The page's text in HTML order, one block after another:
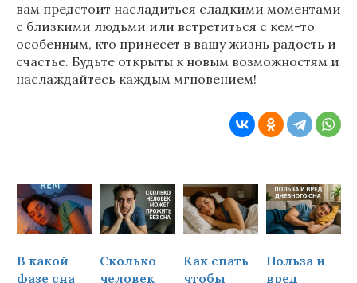
вам предстоит насладиться сладкими моментами
с близкими людьми или встретиться с кем-то
особенным, кто принесет в вашу жизнь радость и
счастье. Будьте открыты к новым возможностям и
наслаждайтесь каждым мгновением!
В какой
фазе сна
Сколько
человек
Как спать
чтобы
Польза и
вред